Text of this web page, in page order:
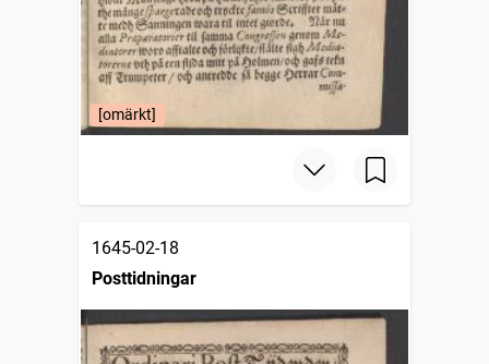
[omärkt]
1645-02-18
Posttidningar